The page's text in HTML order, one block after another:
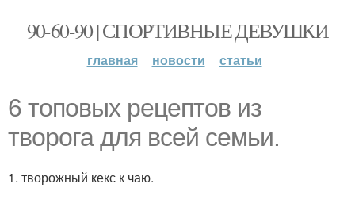
90-60-90 | СПОРТИВНЫЕ ДЕВУШКИ
главная новости статьи
6 топовых рецептов из
творога для всей семьи.
1. творожный кекс к чаю.